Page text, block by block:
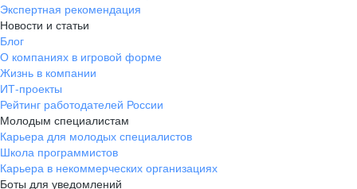
Экспертная рекомендация
Новости и статьи
Блог
О компаниях в игровой форме
Жизнь в компании
ИТ-проекты
Рейтинг работодателей России
Молодым специалистам
Карьера для молодых специалистов
Школа программистов
Карьера в некоммерческих организациях
Боты для уведомлений